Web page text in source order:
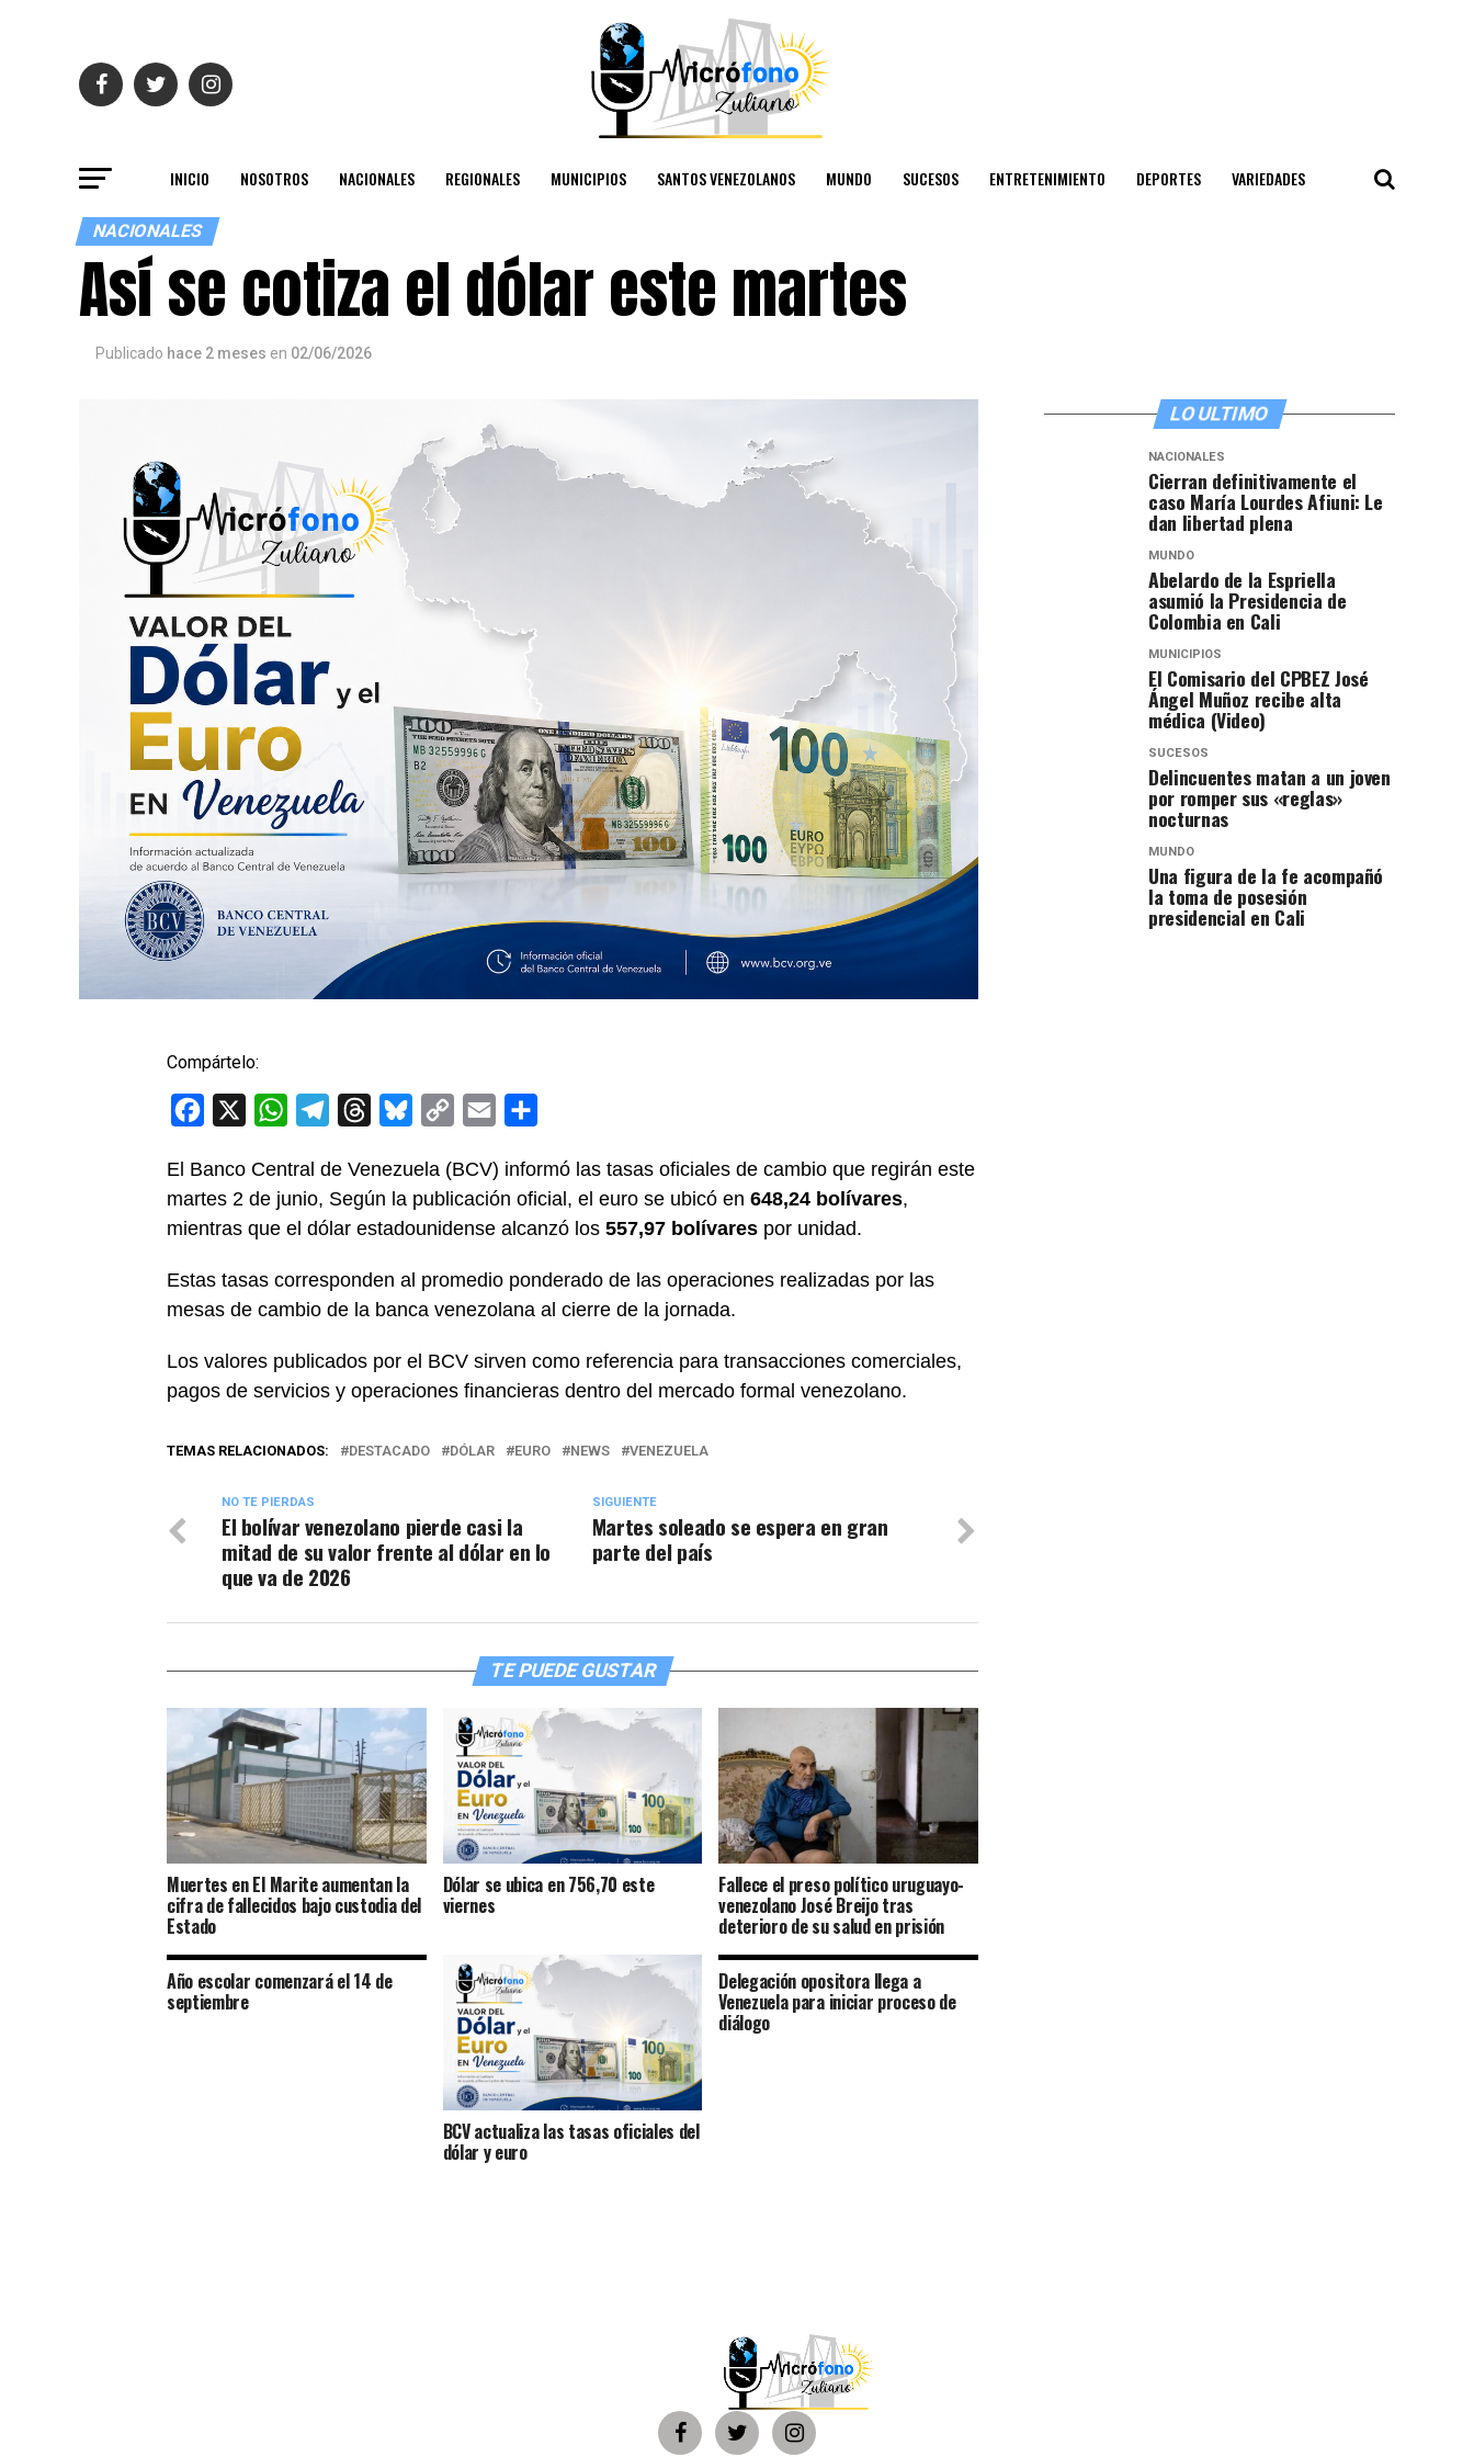
INICIO NOSOTROS NACIONALES REGIONALES MUNICIPIOS SANTOS VENEZOLANOS MUNDO SUCESOS ENTRETENIMIENTO DEPORTES VARIEDADES
NACIONALES
Así se cotiza el dólar este martes
Publicado hace 2 meses en 02/06/2026
Compártelo:
Facebook WhatsAppTelegramThreadsBlueskyCopy
Email
El Banco Central de Venezuela (BCV) informó las tasas oficiales de cambio que regirán este
martes 2 de junio, Según la publicación oficial, el euro se ubicó en 648,24 bolívares,
mientras que el dólar estadounidense alcanzó los 557,97 bolívares por unidad.
Estas tasas corresponden al promedio ponderado de las operaciones realizadas por las
mesas de cambio de la banca venezolana al cierre de la jornada.
Los valores publicados por el BCV sirven como referencia para transacciones comerciales,
pagos de servicios y operaciones financieras dentro del mercado formal venezolano.
TEMAS RELACIONADOS: DESTACADO DÓLAR EURO NEWS VENEZUELA
SIGUIENTE
Martes soleado se espera en gran
parte del país
NO TE PIERDAS
El bolívar venezolano pierde casi la
mitad de su valor frente al dólar en lo
que va de 2026
TE PUEDE GUSTAR
Muertes en El Marite aumentan la
cifra de fallecidos bajo custodia del
Estado
Dólar se ubica en 756,70 este
viernes
Fallece el preso político uruguayo-
venezolano José Breijo tras
deterioro de su salud en prisión
Año escolar comenzará el 14 de
septiembre
BCV actualiza las tasas oficiales del
dólar y euro
Delegación opositora llega a
Venezuela para iniciar proceso de
diálogo
LO ULTIMO
NACIONALES
Cierran definitivamente el
caso María Lourdes Afiuni: Le
dan libertad plena
MUNDO
Abelardo de la Espriella
asumió la Presidencia de
Colombia en Cali
MUNICIPIOS
El Comisario del CPBEZ José
Ángel Muñoz recibe alta
médica (Video)
SUCESOS
Delincuentes matan a un joven
por romper sus «reglas»
nocturnas
MUNDO
Una figura de la fe acompañó
la toma de posesión
presidencial en Cali